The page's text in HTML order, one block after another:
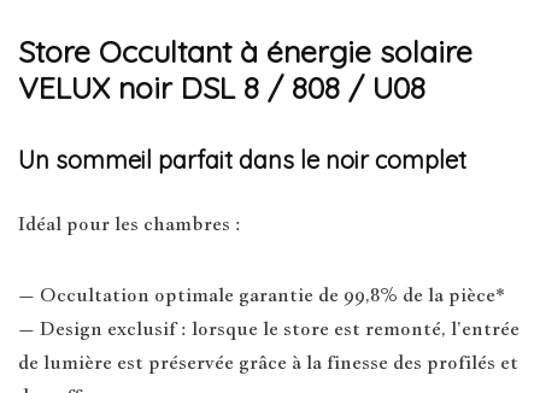
Store Occultant à énergie solaire
VELUX noir DSL 8 / 808 / U08
Un sommeil parfait dans le noir complet
Idéal pour les chambres :
– Occultation optimale garantie de 99,8% de la pièce*
– Design exclusif : lorsque le store est remonté, l’entrée
de lumière est préservée grâce à la finesse des profilés et